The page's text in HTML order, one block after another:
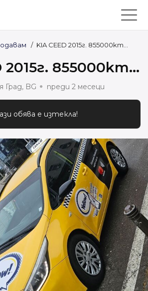
/ KIA CEED 2015г. 855000km...
2015г. 855000km...
Град, BG преди 2 месеци
обява е изтекла!